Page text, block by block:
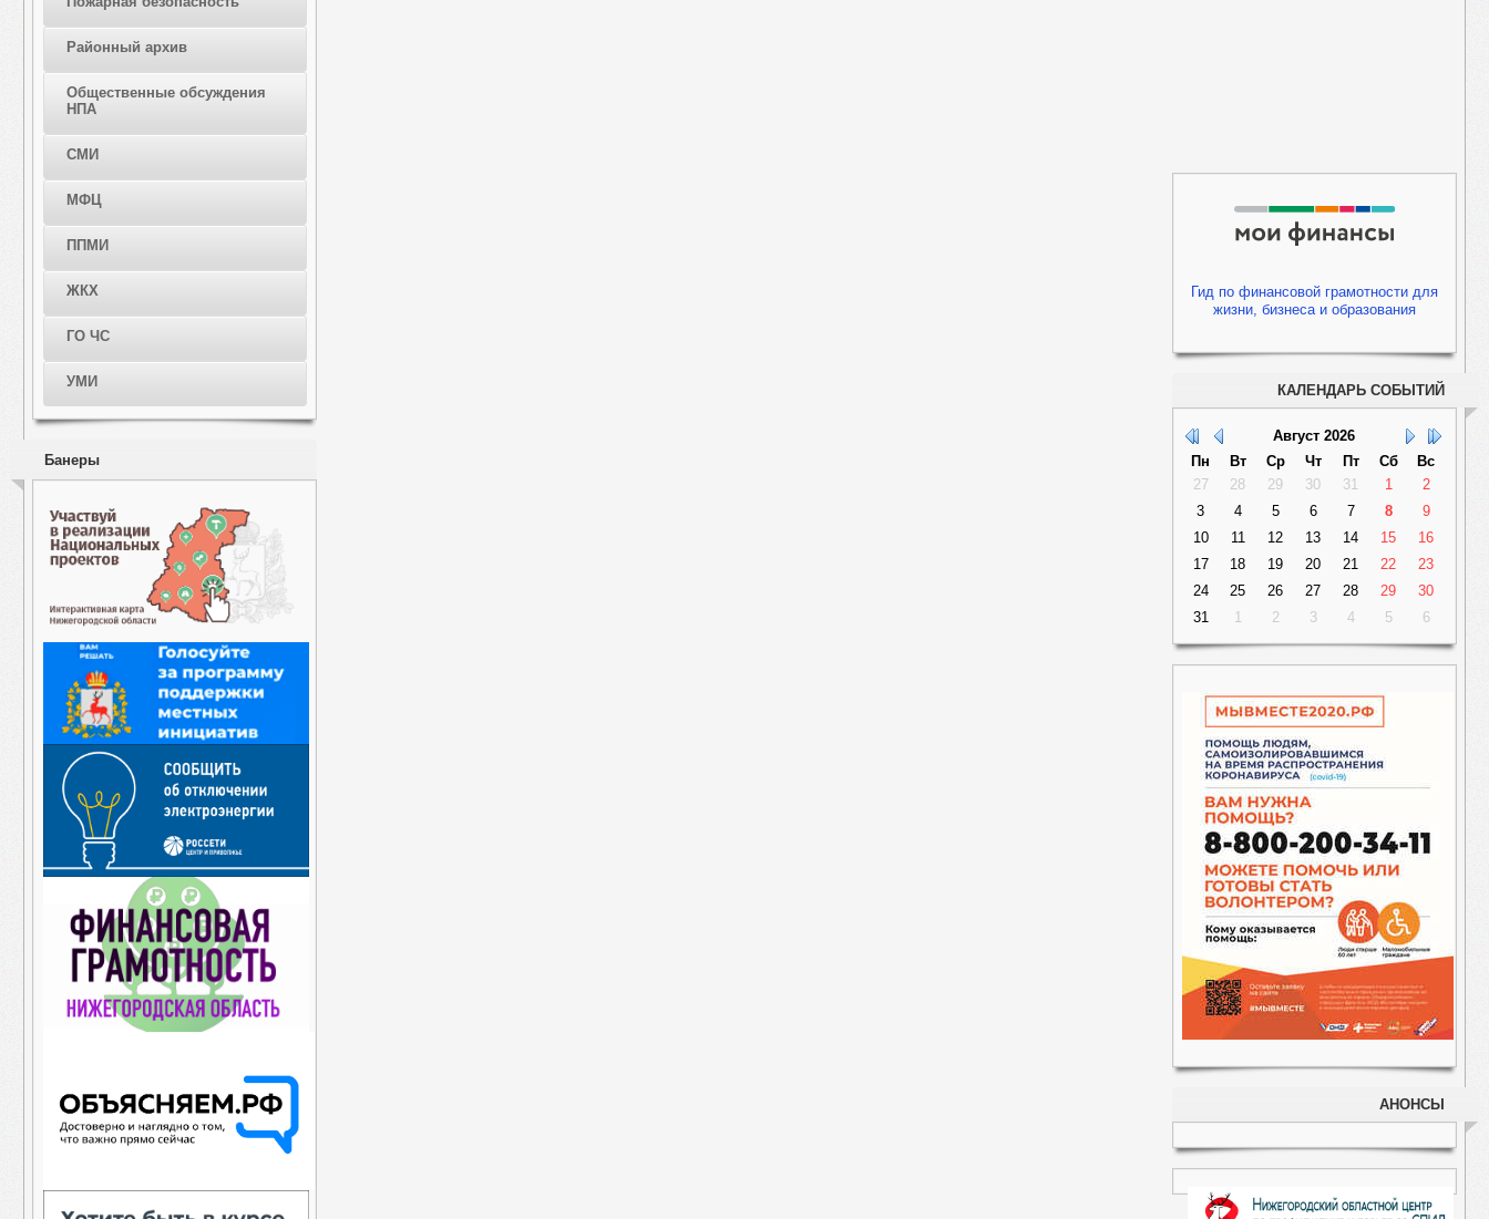
Районный архив
Общественные обсуждения
НПА
СМИ
МФЦ
ППМИ
ЖКХ
ГО ЧС
УМИ
Банеры
Гид по финансовой грамотности для
жизни, бизнеса и образования
КАЛЕНДАРЬ СОБЫТИЙ
Август 2026
Пн
Вт Ср Чт Пт Сб
Вс
27
28 29 30 31 1
2
3
4 5 6 7 8
9
10
11 12 13 14 15
16
17
18 19 20 21 22
23
24
25 26 27 28 29
30
31
1 2 3 4 5 6
АНОНСЫ